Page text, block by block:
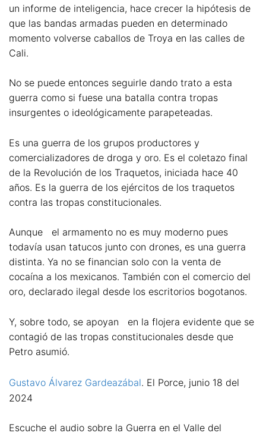
un informe de inteligencia, hace crecer la hipótesis de
que las bandas armadas pueden en determinado
momento volverse caballos de Troya en las calles de
Cali.
No se puede entonces seguirle dando trato a esta
guerra como si fuese una batalla contra tropas
insurgentes o ideológicamente parapeteadas.
Es una guerra de los grupos productores y
comercializadores de droga y oro. Es el coletazo final
de la Revolución de los Traquetos, iniciada hace 40
años. Es la guerra de los ejércitos de los traquetos
contra las tropas constitucionales.
Aunque el armamento no es muy moderno pues
todavía usan tatucos junto con drones, es una guerra
distinta. Ya no se financian solo con la venta de
cocaína a los mexicanos. También con el comercio del
oro, declarado ilegal desde los escritorios bogotanos.
Y, sobre todo, se apoyan en la flojera evidente que se
contagió de las tropas constitucionales desde que
Petro asumió.
Gustavo Álvarez Gardeazábal. El Porce, junio 18 del
2024
Escuche el audio sobre la Guerra en el Valle del